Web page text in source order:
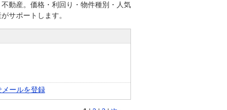
動産。価格・利回り・物件種別・人気
サポートします。
ールを登録